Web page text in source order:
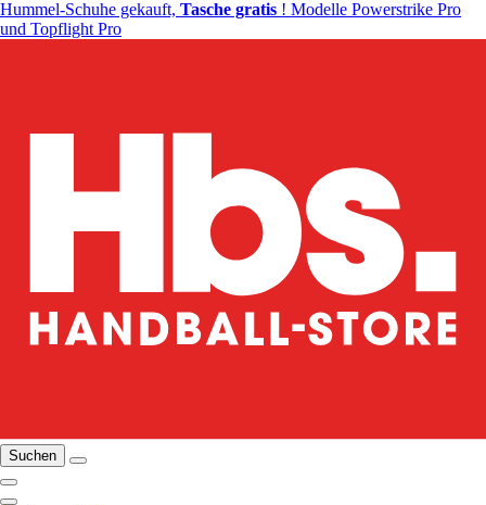
Hummel-Schuhe gekauft, Tasche gratis ! Modelle Powerstrike Pro
und Topflight Pro
Suchen